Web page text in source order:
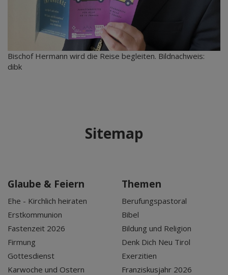
Bischof Hermann wird die Reise begleiten. Bildnachweis:
dibk
Sitemap
Glaube & Feiern
Ehe - Kirchlich heiraten
Erstkommunion
Fastenzeit 2026
Firmung
Gottesdienst
Karwoche und Ostern
Themen
Berufungspastoral
Bibel
Bildung und Religion
Denk Dich Neu Tirol
Exerzitien
Franziskusjahr 2026